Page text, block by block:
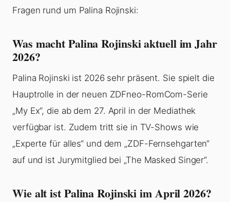
Fragen rund um Palina Rojinski:
Was macht Palina Rojinski aktuell im Jahr
2026?
Palina Rojinski ist 2026 sehr präsent. Sie spielt die
Hauptrolle in der neuen ZDFneo-RomCom-Serie
„My Ex“, die ab dem 27. April in der Mediathek
verfügbar ist. Zudem tritt sie in TV-Shows wie
„Experte für alles“ und dem „ZDF-Fernsehgarten“
auf und ist Jurymitglied bei „The Masked Singer“.
Wie alt ist Palina Rojinski im April 2026?